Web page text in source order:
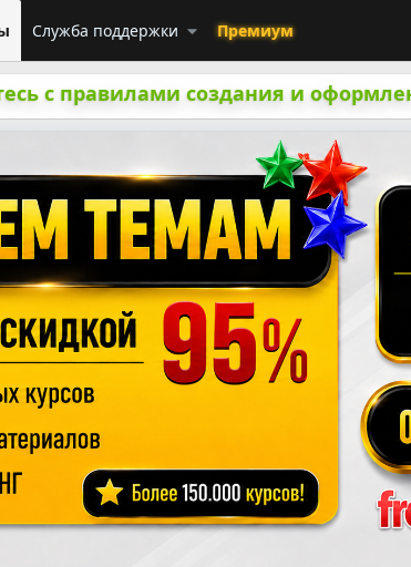
Служба поддержки Премиум
с правилами создания и